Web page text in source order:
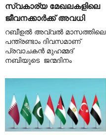
സ്വകാര്യ മേഖലകളിലെ
ജീവനക്കാർക്ക് അവധി
റബീഉൽ അവ്വൽ മാസത്തിലെ
പന്ത്രണ്ടാം ദിവസമാണ്
പ്രവാചകൻ മുഹമ്മദ്
നബിയുടെ ജന്മദിനം